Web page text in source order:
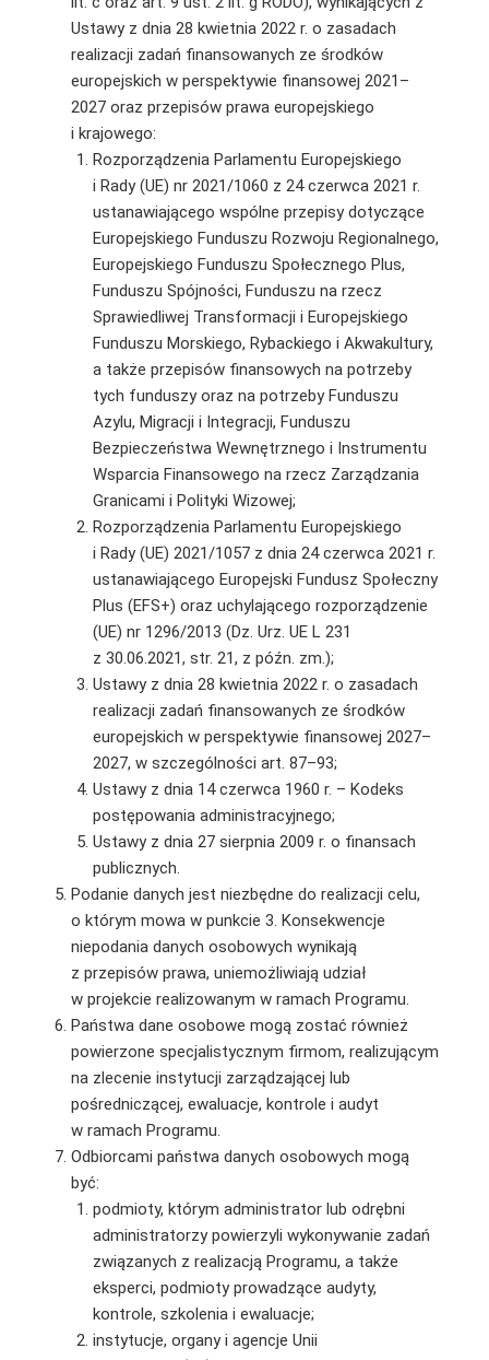
Ustawy z dnia 28 kwietnia 2022 r. o zasadach
realizacji zadań finansowanych ze środków
europejskich w perspektywie finansowej 2021–
2027 oraz przepisów prawa europejskiego
i krajowego:
Rozporządzenia Parlamentu Europejskiego
i Rady (UE) nr 2021/1060 z 24 czerwca 2021 r.
ustanawiającego wspólne przepisy dotyczące
Europejskiego Funduszu Rozwoju Regionalnego,
Europejskiego Funduszu Społecznego Plus,
Funduszu Spójności, Funduszu na rzecz
Sprawiedliwej Transformacji i Europejskiego
Funduszu Morskiego, Rybackiego i Akwakultury,
a także przepisów finansowych na potrzeby
tych funduszy oraz na potrzeby Funduszu
Azylu, Migracji i Integracji, Funduszu
Bezpieczeństwa Wewnętrznego i Instrumentu
Wsparcia Finansowego na rzecz Zarządzania
Granicami i Polityki Wizowej;
Rozporządzenia Parlamentu Europejskiego
i Rady (UE) 2021/1057 z dnia 24 czerwca 2021 r.
ustanawiającego Europejski Fundusz Społeczny
Plus (EFS+) oraz uchylającego rozporządzenie
(UE) nr 1296/2013 (Dz. Urz. UE L 231
z 30.06.2021, str. 21, z późn. zm.);
Ustawy z dnia 28 kwietnia 2022 r. o zasadach
realizacji zadań finansowanych ze środków
europejskich w perspektywie finansowej 2027–
2027, w szczególności art. 87–93;
Ustawy z dnia 14 czerwca 1960 r. – Kodeks
postępowania administracyjnego;
Ustawy z dnia 27 sierpnia 2009 r. o finansach
publicznych.
Podanie danych jest niezbędne do realizacji celu,
o którym mowa w punkcie 3. Konsekwencje
niepodania danych osobowych wynikają
z przepisów prawa, uniemożliwiają udział
w projekcie realizowanym w ramach Programu.
Państwa dane osobowe mogą zostać również
powierzone specjalistycznym firmom, realizującym
na zlecenie instytucji zarządzającej lub
pośredniczącej, ewaluacje, kontrole i audyt
w ramach Programu.
Odbiorcami państwa danych osobowych mogą
być:
podmioty, którym administrator lub odrębni
administratorzy powierzyli wykonywanie zadań
związanych z realizacją Programu, a także
eksperci, podmioty prowadzące audyty,
kontrole, szkolenia i ewaluacje;
instytucje, organy i agencje Unii